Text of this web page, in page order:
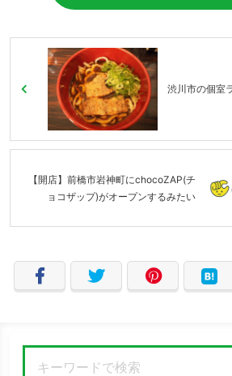
渋川市の個室
【開店】前橋市岩神町にchocoZAP(チ
ョコザップ)がオープンするみたい